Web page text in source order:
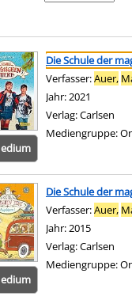
Filter anzeigen
anzeigen
Suchfiltern springen
Die Schule der
Verfasser:Auer,
Jahr:2021
Verlag:Carlsen
Mediengruppe:
Die Schule der
Verfasser:Auer,
Jahr:2015
Verlag:Carlsen
Mediengruppe: